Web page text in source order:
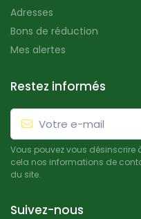
Adresses
Bons de réduction
Mes alertes
Restez informés
Vous pouvez vous désinscrire
cela nos informations de
du site.
Suivez-nous